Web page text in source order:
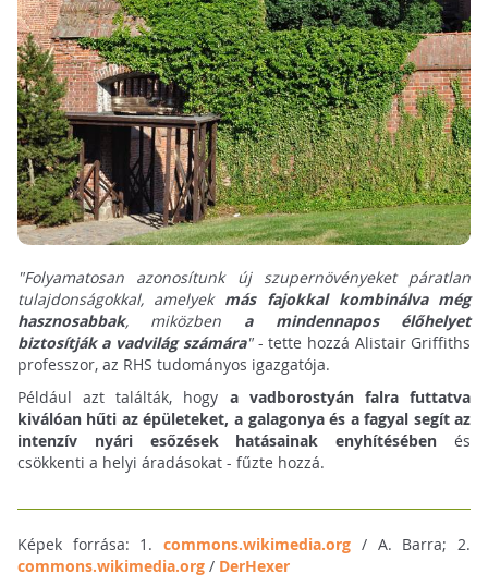
"Folyamatosan azonosítunk új szupernövényeket páratlan
tulajdonságokkal, amelyek más fajokkal kombinálva még
hasznosabbak, miközben a mindennapos élőhelyet
biztosítják a vadvilág számára"- tette hozzá Alistair Griffiths
professzor, az RHS tudományos igazgatója.
Például azt találták, hogy a vadborostyán falra futtatva
kiválóan hűti az épületeket, a galagonya és a fagyal segít az
intenzív nyári esőzések hatásainak enyhítésében és
csökkenti a helyi áradásokat - fűzte hozzá.
Képek forrása: 1.commons.wikimedia.org / A. Barra; 2.
commons.wikimedia.org/ DerHexer